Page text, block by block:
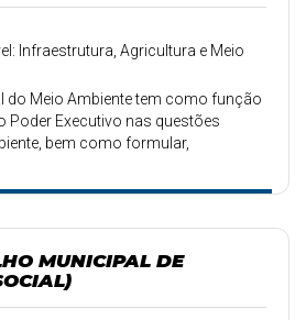
Infraestrutura, Agricultura e Meio
do Meio Ambiente tem como função
Poder Executivo nas questões
bem como formular,
sistemas e procedimentos
MUNICIPAL DE